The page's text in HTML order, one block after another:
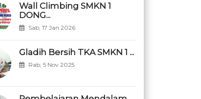
Wall Climbing SMKN 1
DONG...
Sab, 17 Jan 2026
Gladih Bersih TKA SMKN 1 ...
Rab, 5 Nov 2025